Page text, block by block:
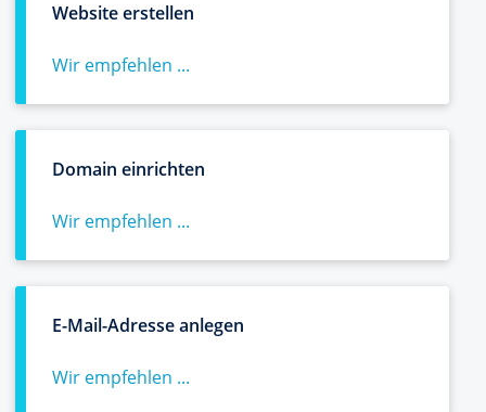
Website erstellen
Wir empfehlen ...
Domain einrichten
Wir empfehlen ...
E-Mail-Adresse anlegen
Wir empfehlen ...